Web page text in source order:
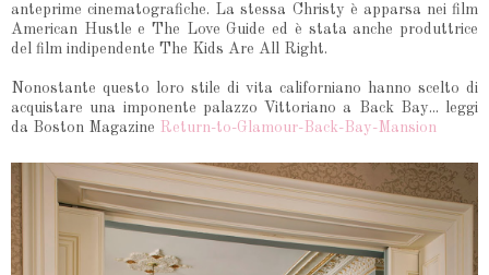
anteprime cinematografiche. La stessa Christy è apparsa nei film
American Hustle e The Love Guide ed è stata anche produttrice
del film indipendente The Kids Are All Right.
Nonostante questo loro stile di vita californiano hanno scelto di
acquistare una imponente palazzo Vittoriano a Back Bay... leggi
da Boston Magazine
Return-to-Glamour-Back-Bay-Mansion